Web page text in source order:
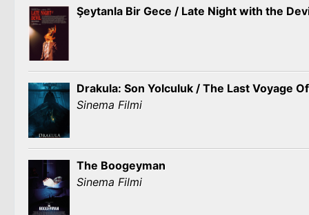
Şeytanla Bir Gece / Late Night with the
Drakula: Son Yolculuk / The Last Voyage
Sinema Filmi
The Boogeyman
Sinema Filmi